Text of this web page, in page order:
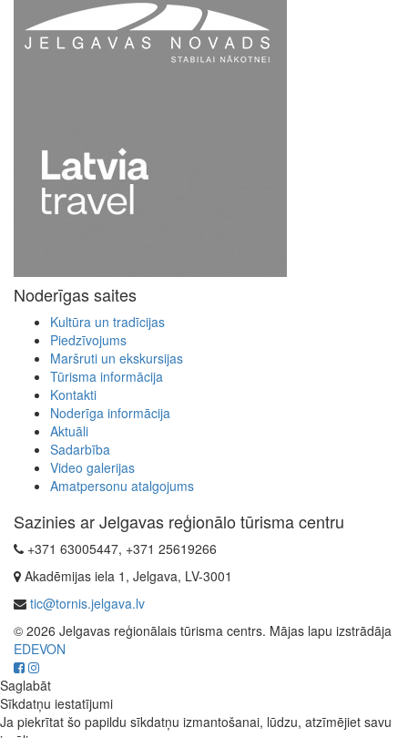
Noderīgas saites
Kultūra un tradīcijas
Piedzīvojums
Maršruti un ekskursijas
Tūrisma informācija
Kontakti
Noderīga informācija
Aktuāli
Sadarbība
Video galerijas
Amatpersonu atalgojums
Sazinies ar Jelgavas reģionālo tūrisma centru
+371 63005447, +371 25619266
Akadēmijas iela 1, Jelgava, LV-3001
tic@tornis.jelgava.lv
© 2026 Jelgavas reģionālais tūrisma centrs. Mājas lapu izstrādāja
EDEVON
Saglabāt
Sīkdatņu iestatījumi
Ja piekrītat šo papildu sīkdatņu izmantošanai, lūdzu, atzīmējiet savu